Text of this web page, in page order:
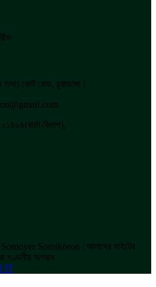
তলা) কোর্ট রোড, চুয়াডাঙ্গা।
বিভাগ),
Somikoron | আমাদের সাইটের
দণ্ডনীয় অপরাধ
IT